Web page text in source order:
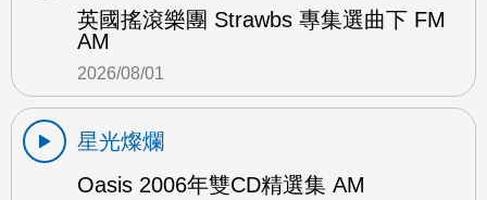
英國搖滾樂團 Strawbs 專集選曲下 FM
AM
2026/08/01
星光燦爛
Oasis 2006年雙CD精選集 AM